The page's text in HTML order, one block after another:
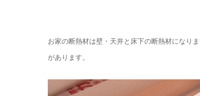
お家の断熱材は壁・天井と床下の断熱材になり
があります。